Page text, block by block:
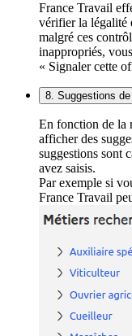
France Travail
vérifier la légalité
malgré ces
inappropriés,
« Signaler cette
8. Suggestions
En fonction de la
afficher des
suggestions sont
avez saisis.
Par exemple si
France Travail